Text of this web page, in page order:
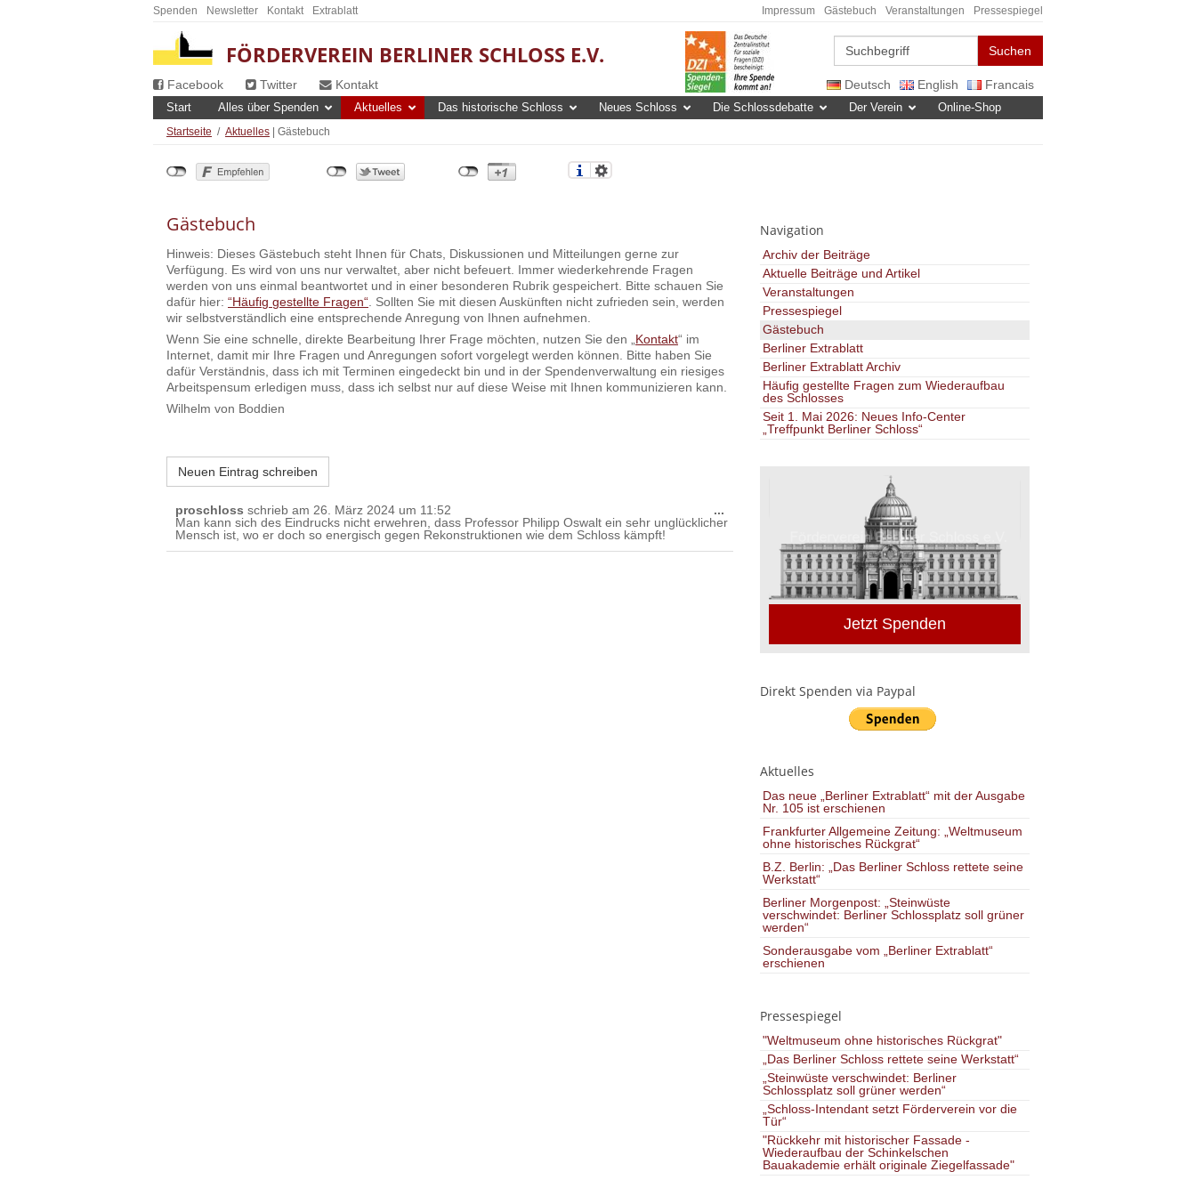
Spenden Newsletter Kontakt Extrablatt Impressum Gästebuch Veranstaltungen Pressespiegel
FÖRDERVEREIN BERLINER SCHLOSS E.V. Suchen
Facebook Twitter Kontakt Deutsch English
Francais
Start
Alles über Spenden Aktuelles Das historische Schloss Neues Schloss Die Schlossdebatte Der Verein Online-Shop
Startseite / Aktuelles | Gästebuch
Gästebuch
Hinweis: Dieses Gästebuch steht Ihnen für Chats, Diskussionen und Mitteilungen gerne zur
Verfügung. Es wird von uns nur verwaltet, aber nicht befeuert. Immer wiederkehrende Fragen
werden von uns einmal beantwortet und in einer besonderen Rubrik gespeichert. Bitte schauen Sie
dafür hier: “Häufig gestellte Fragen“. Sollten Sie mit diesen Auskünften nicht zufrieden sein, werden
wir selbstverständlich eine entsprechende Anregung von Ihnen aufnehmen.
Wenn Sie eine schnelle, direkte Bearbeitung Ihrer Frage möchten, nutzen Sie den „Kontakt“ im
Internet, damit mir Ihre Fragen und Anregungen sofort vorgelegt werden können. Bitte haben Sie
dafür Verständnis, dass ich mit Terminen eingedeckt bin und in der Spendenverwaltung ein riesiges
Arbeitspensum erledigen muss, dass ich selbst nur auf diese Weise mit Ihnen kommunizieren kann.
Wilhelm von Boddien
proschloss schrieb am 26. März 2024 um 11:52
Man kann sich des Eindrucks nicht erwehren, dass Professor Philipp Oswalt ein sehr unglücklicher
Mensch ist, wo er doch so energisch gegen Rekonstruktionen wie dem Schloss kämpft!
...Diese
Metabox
Navigation
Archiv der Beiträge
Aktuelle Beiträge und Artikel
Veranstaltungen
Pressespiegel
Gästebuch
Berliner Extrablatt
Berliner Extrablatt Archiv
Häufig gestellte Fragen zum Wiederaufbau
des Schlosses
Seit 1. Mai 2026: Neues Info-Center
„Treffpunkt Berliner Schloss“
Jetzt Spenden
Direkt Spenden via Paypal
Aktuelles
Das neue „Berliner Extrablatt“ mit der Ausgabe
Nr. 105 ist erschienen
Frankfurter Allgemeine Zeitung: „Weltmuseum
ohne historisches Rückgrat“
B.Z. Berlin: „Das Berliner Schloss rettete seine
Werkstatt“
Berliner Morgenpost: „Steinwüste
verschwindet: Berliner Schlossplatz soll grüner
werden“
Sonderausgabe vom „Berliner Extrablatt“
erschienen
Pressespiegel
"Weltmuseum ohne historisches Rückgrat"
„Das Berliner Schloss rettete seine Werkstatt“
„Steinwüste verschwindet: Berliner
Schlossplatz soll grüner werden“
„Schloss-Intendant setzt Förderverein vor die
Tür“
"Rückkehr mit historischer Fassade -
Wiederaufbau der Schinkelschen
Bauakademie erhält originale Ziegelfassade"